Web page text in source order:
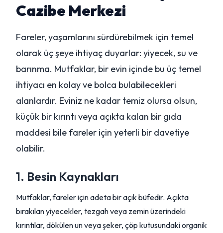
Cazibe Merkezi
Fareler, yaşamlarını sürdürebilmek için temel
olarak üç şeye ihtiyaç duyarlar: yiyecek, su ve
barınma. Mutfaklar, bir evin içinde bu üç temel
ihtiyacı en kolay ve bolca bulabilecekleri
alanlardır. Eviniz ne kadar temiz olursa olsun,
küçük bir kırıntı veya açıkta kalan bir gıda
maddesi bile fareler için yeterli bir davetiye
olabilir.
1. Besin Kaynakları
Mutfaklar, fareler için adeta bir açık büfedir. Açıkta
bırakılan yiyecekler, tezgah veya zemin üzerindeki
kırıntılar, dökülen un veya şeker, çöp kutusundaki organik